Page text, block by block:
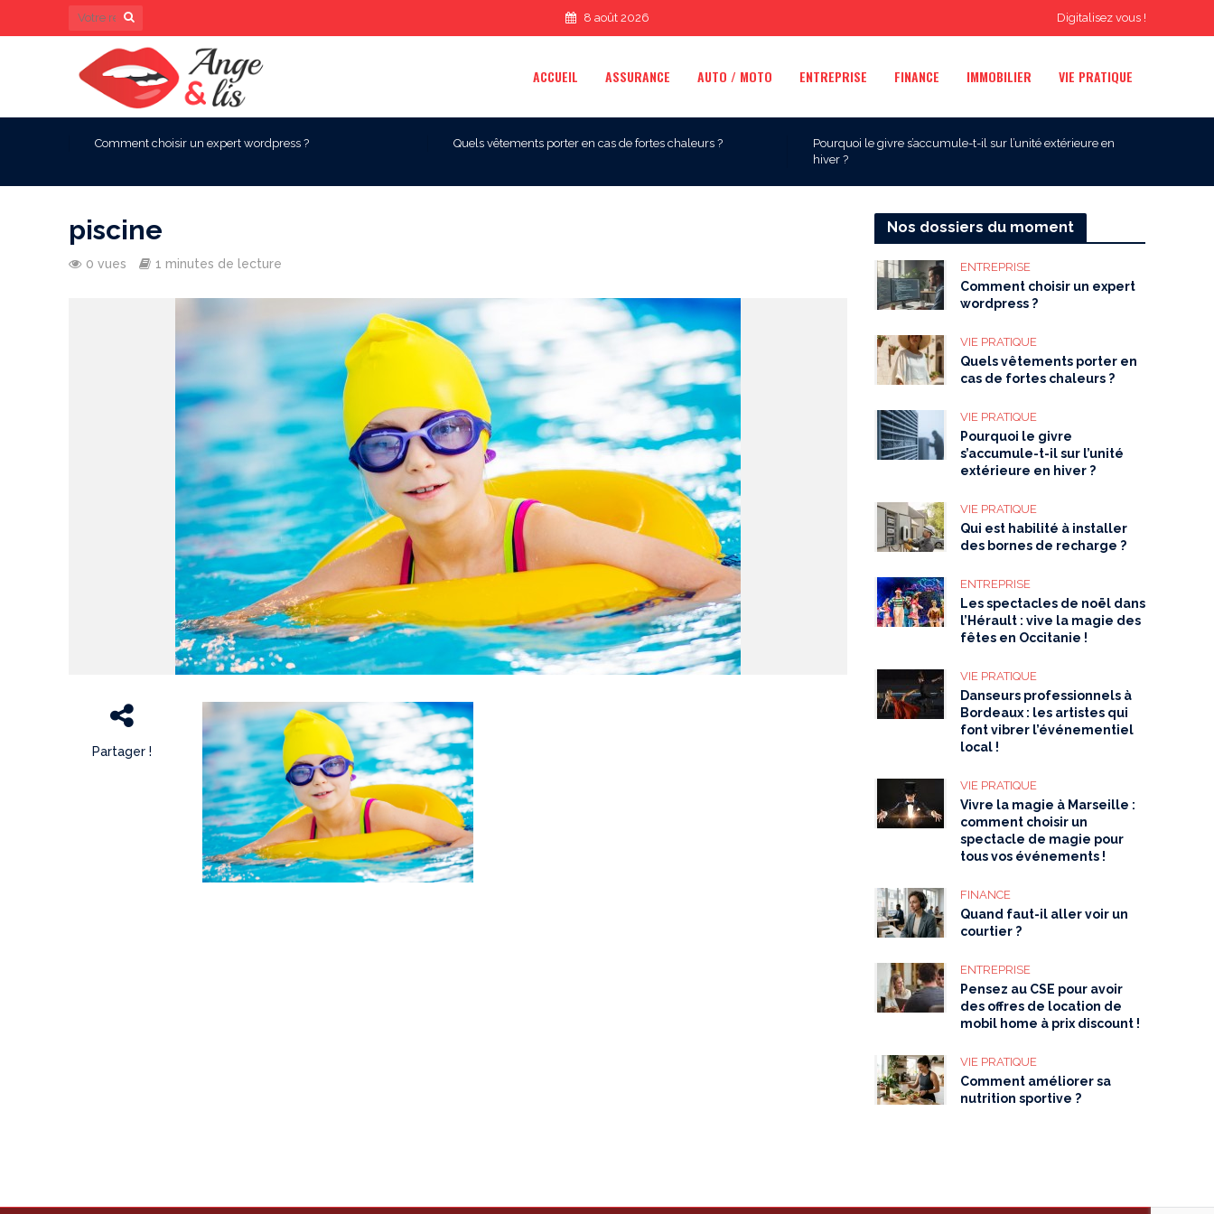
Digitalisez vous !
8 août 2026
ACCUEIL ASSURANCE AUTO / MOTO ENTREPRISE FINANCE IMMOBILIER VIE PRATIQUE
Comment choisir un expert wordpress ? Quels vêtements porter en cas de fortes chaleurs ?
Pourquoi le givre s’accumule-t-il sur l’unité extérieure en
hiver ?
piscine
0 vues 1 minutes de lecture
Partager !
Nos dossiers du moment
ENTREPRISE
Comment choisir un expert
wordpress ?
VIE PRATIQUE
Quels vêtements porter en
cas de fortes chaleurs ?
VIE PRATIQUE
Pourquoi le givre
s’accumule-t-il sur l’unité
extérieure en hiver ?
VIE PRATIQUE
Qui est habilité à installer
des bornes de recharge ?
ENTREPRISE
Les spectacles de noël dans
l’Hérault : vive la magie des
fêtes en Occitanie !
VIE PRATIQUE
Danseurs professionnels à
Bordeaux : les artistes qui
font vibrer l’événementiel
local !
VIE PRATIQUE
Vivre la magie à Marseille :
comment choisir un
spectacle de magie pour
tous vos événements !
FINANCE
Quand faut-il aller voir un
courtier ?
ENTREPRISE
Pensez au CSE pour avoir
des offres de location de
mobil home à prix discount !
VIE PRATIQUE
Comment améliorer sa
nutrition sportive ?